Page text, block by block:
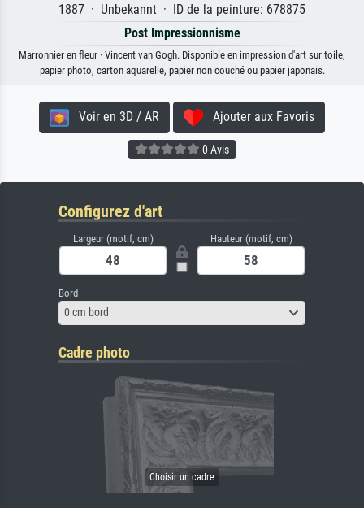
1887 · Unbekannt · ID de la peinture: 678875
Post Impressionnisme
Marronnier en fleur · Vincent van Gogh. Disponible en impression d'art sur toile,
papier photo, carton aquarelle, papier non couché ou papier japonais.
Voir en 3D / AR Ajouter aux Favoris
0 Avis
Configurez d'art
Largeur (motif, cm) Hauteur (motif, cm)
Bord
0 cm bord
Cadre photo